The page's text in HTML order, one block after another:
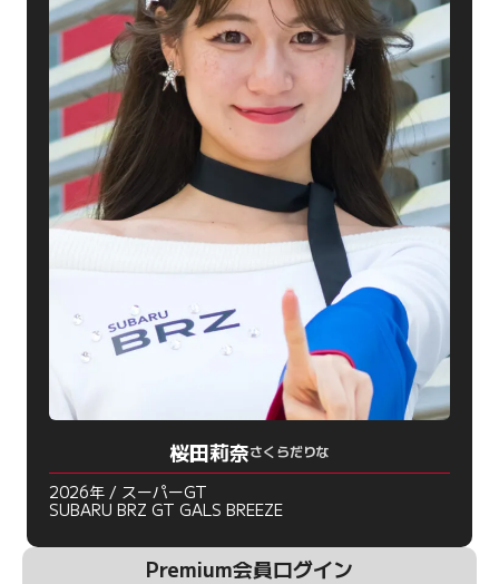
桜田莉奈さくらだりな
2026年 / スーパーGT
SUBARU BRZ GT GALS BREEZE
Premium会員ログイン